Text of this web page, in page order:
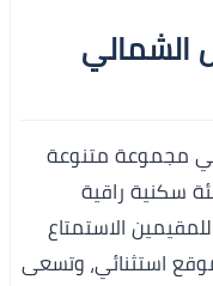
الشمالي
مجموعة متنوعة
سكنية راقية
الاستمتاع
استثنائي، وتسعى